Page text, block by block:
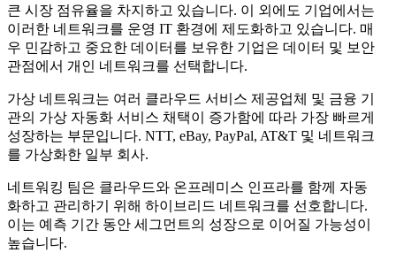
큰 시장 점유율을 차지하고 있습니다. 이 외에도 기업에서는
이러한 네트워크를 운영 IT 환경에 제도화하고 있습니다. 매
우 민감하고 중요한 데이터를 보유한 기업은 데이터 및 보안
관점에서 개인 네트워크를 선택합니다.
가상 네트워크는 여러 클라우드 서비스 제공업체 및 금융 기
관의 가상 자동화 서비스 채택이 증가함에 따라 가장 빠르게
성장하는 부문입니다. NTT, eBay, PayPal, AT&T 및 네트워크
를 가상화한 일부 회사.
네트워킹 팀은 클라우드와 온프레미스 인프라를 함께 자동
화하고 관리하기 위해 하이브리드 네트워크를 선호합니다.
이는 예측 기간 동안 세그먼트의 성장으로 이어질 가능성이
높습니다.